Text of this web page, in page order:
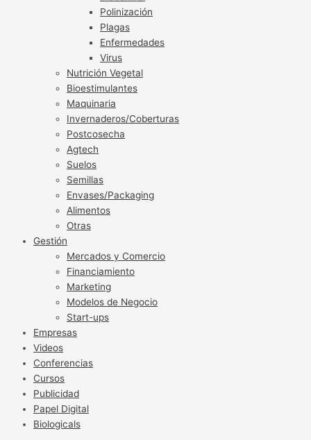
Polinización
Plagas
Enfermedades
Virus
Nutrición Vegetal
Bioestimulantes
Maquinaria
Invernaderos/Coberturas
Postcosecha
Agtech
Suelos
Semillas
Envases/Packaging
Alimentos
Otras
Gestión
Mercados y Comercio
Financiamiento
Marketing
Modelos de Negocio
Start-ups
Empresas
Videos
Conferencias
Cursos
Publicidad
Papel Digital
Biologicals